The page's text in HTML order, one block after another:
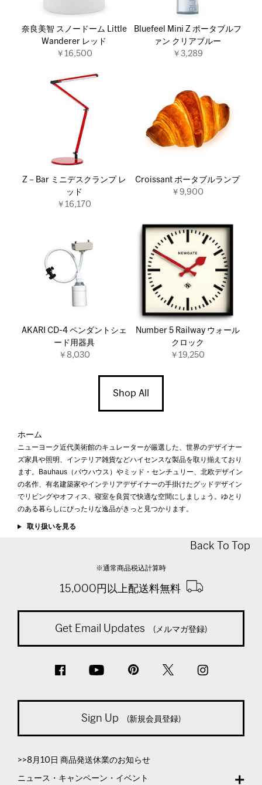
奈良美智 スノードーム Little
Wanderer レッド
￥16,500
Bluefeel Mini Z ポータブルフ
ァン クリアブルー
￥3,289
Z－Bar ミニデスクランプ レ
ッド
￥16,170
Croissant ポータブルランプ
￥9,900
AKARI CD-4 ペンダントシェ
ード用器具
￥8,030
Number 5 Railway ウォール
クロック
￥19,250
Shop All
ホーム
ニューヨーク近代美術館のキュレーターが厳選した、世界のデザイナー
ズ家具や照明、インテリア雑貨などハイセンスな製品を取り揃えており
ます。Bauhaus（バウハウス）やミッド・センチュリー、北欧デザイン
の名作、有名建築家やインテリアデザイナーの手掛けたグッドデザイン
でリビングやオフィス、寝室を良質で快適な空間にしましょう。ゆとり
のある暮らしにぴったりな逸品がきっと見つかります。
取り扱いを見る
Back To Top
※通常商品税込計算時
15,000円以上配送料無料
Get Email Updates (メルマガ登録)
Sign Up (新規会員登録)
>>8月10日 商品発送休業のお知らせ
ニュース・キャンペーン・イベント